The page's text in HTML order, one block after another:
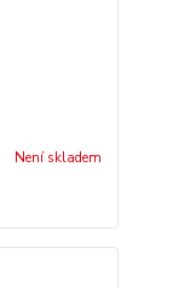
Není skladem